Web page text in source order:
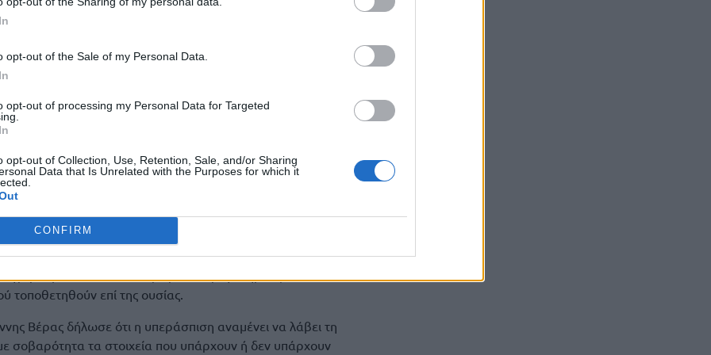
opt-out of the Sale of my Personal Data.
opt-out of processing my Personal Data for Targeted
opt-out of Collection, Use, Retention, Sale, and/or Sharing
Data that Is Unrelated with the Purposes for which it
CONFIRM
ανακριβών στοιχείων για τη δημιουργία
η εμπλοκή 71 προσώπων που εμφανίζονταν ως
υποβάλλοντας – σύμφωνα με το κατηγορητήριο –
ευρωπαϊκές οικονομικές ενισχύσεις.
κάνουν λόγο για ανάγκη πλήρους
τοποθετηθούν επί της ουσίας.
Βέρας δήλωσε ότι η υπεράσπιση αναμένει να λάβει τη
σοβαρότητα τα στοιχεία που υπάρχουν ή δεν υπάρχουν